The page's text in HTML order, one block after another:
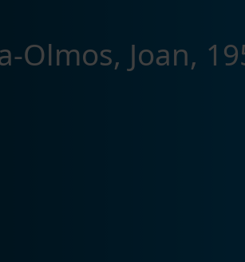
Olmos, Joan,